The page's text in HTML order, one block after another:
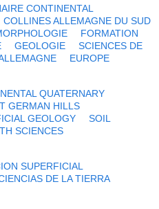
CONTINENTAL
COLLINES ALLEMAGNE DU SUD
FORMATION
GEOLOGIE
SCIENCES DE
EUROPE
QUATERNARY
GERMAN HILLS
GEOLOGY
SOIL
SCIENCES
SUPERFICIAL
DE LA TIERRA